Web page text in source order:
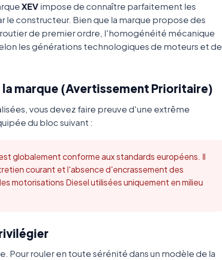
XEVimpose de connaître parfaitement les
constructeur. Bien que la marque propose des
de premier ordre, l'homogénéité mécanique
les générations technologiques de moteurs et de
la marque (Avertissement Prioritaire)
vous devez faire preuve d'une extrême
du bloc suivant :
globalement conforme aux standards européens. Il
courant et l'absence d'encrassement des
motorisations Diesel utilisées uniquement en milieu
Pour rouler en toute sérénité dans un modèle de la